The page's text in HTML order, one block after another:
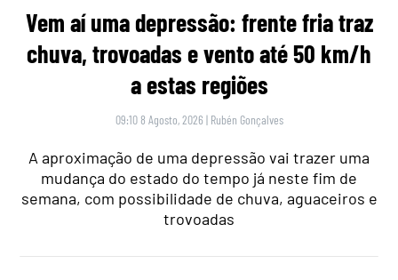
Vem aí uma depressão: frente fria traz
chuva, trovoadas e vento até 50 km/h
a estas regiões
09:10 8 Agosto, 2026 | Rubén Gonçalves
A aproximação de uma depressão vai trazer uma
mudança do estado do tempo já neste fim de
semana, com possibilidade de chuva, aguaceiros e
trovoadas